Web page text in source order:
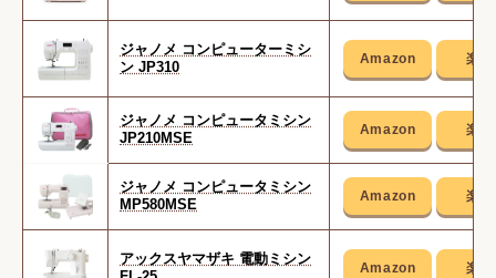
ジャノメ コンピューターミシ
ン JP310
ジャノメ コンピュータミシン
JP210MSE
ジャノメ コンピュータミシン
MP580MSE
アックスヤマザキ 電動ミシン